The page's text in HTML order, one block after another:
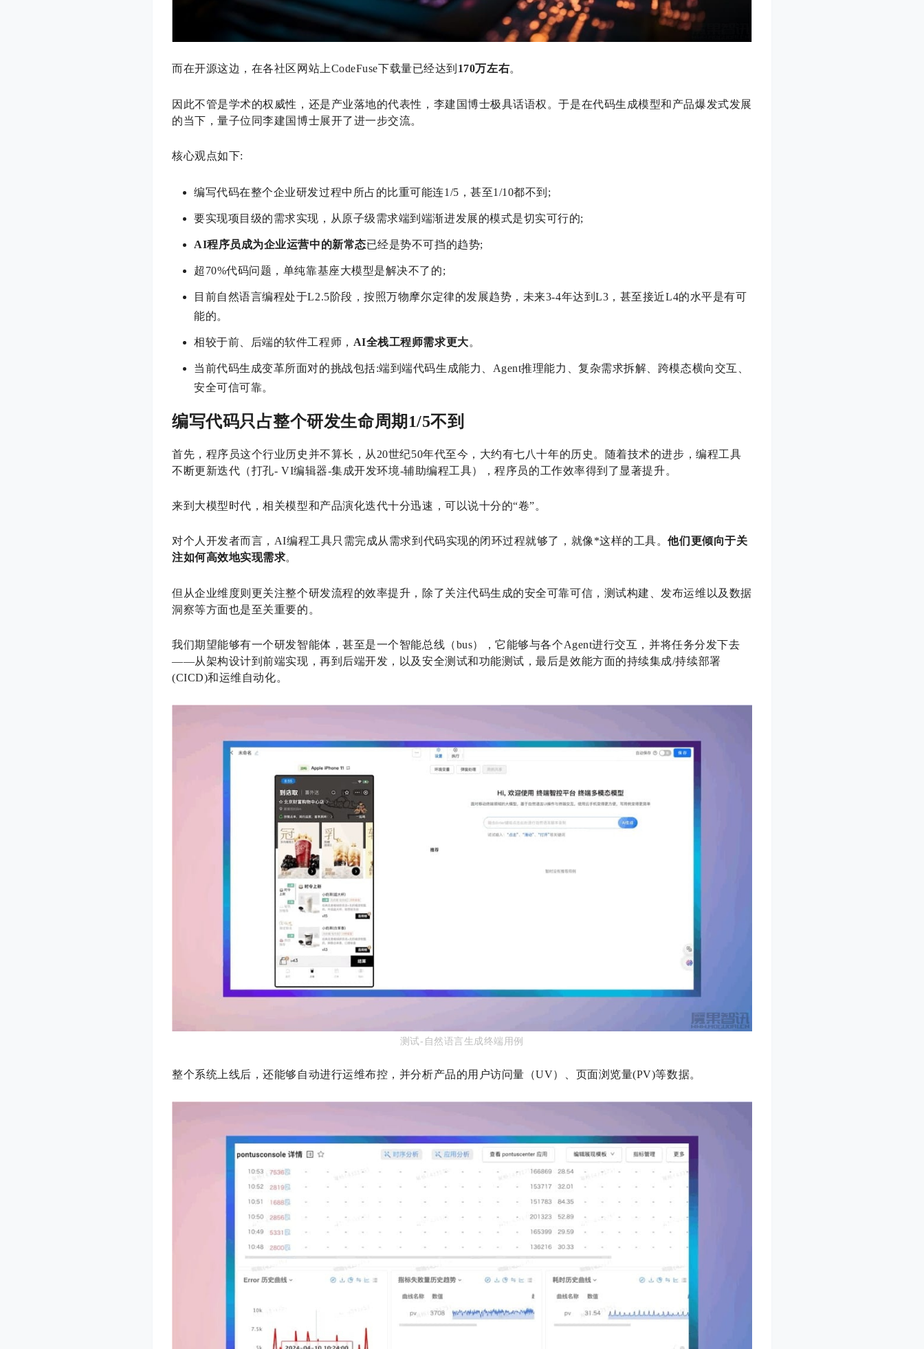
而在开源这边，在各社区网站上CodeFuse下载量已经达到 170万左右。
因此不管是学术的权威性，还是产业落地的代表性，李建国博士极具话语权。于是在代码生成模型和产品爆发式发展
的当下，量子位同李建国博士展开了进一步交流。
核心观点如下:
编写代码在整个企业研发过程中所占的比重可能连1/5，甚至1/10都不到;
要实现项目级的需求实现，从原子级需求端到端渐进发展的模式是切实可行的;
AI程序员成为企业运营中的新常态已经是势不可挡的趋势;
超70%代码问题，单纯靠基座大模型是解决不了的;
目前自然语言编程处于L2.5阶段，按照万物摩尔定律的发展趋势，未来3-4年达到L3，甚至接近L4的水平是有可
能的。
相较于前、后端的软件工程师， AI全栈工程师需求更大。
当前代码生成变革所面对的挑战包括:端到端代码生成能力、Agent推理能力、复杂需求拆解、跨模态横向交互、
安全可信可靠。
编写代码只占整个研发生命周期1/5不到
首先，程序员这个行业历史并不算长，从20世纪50年代至今，大约有七八十年的历史。随着技术的进步，编程工具
不断更新迭代（打孔- VI编辑器-集成开发环境-辅助编程工具），程序员的工作效率得到了显著提升。
来到大模型时代，相关模型和产品演化迭代十分迅速，可以说十分的“卷”。
对个人开发者而言，AI编程工具只需完成从需求到代码实现的闭环过程就够了，就像*这样的工具。他们更倾向于关
注如何高效地实现需求。
但从企业维度则更关注整个研发流程的效率提升，除了关注代码生成的安全可靠可信，测试构建、发布运维以及数据
洞察等方面也是至关重要的。
我们期望能够有一个研发智能体，甚至是一个智能总线（bus），它能够与各个Agent进行交互，并将任务分发下去
——从架构设计到前端实现，再到后端开发，以及安全测试和功能测试，最后是效能方面的持续集成/持续部署
(CICD)和运维自动化。
测试-自然语言生成终端用例
整个系统上线后，还能够自动进行运维布控，并分析产品的用户访问量（UV）、页面浏览量(PV)等数据。